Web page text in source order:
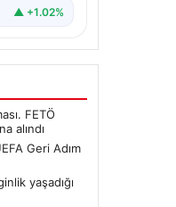
▲ +1.02%
FETÖ
alındı
Geri Adım
yaşadığı